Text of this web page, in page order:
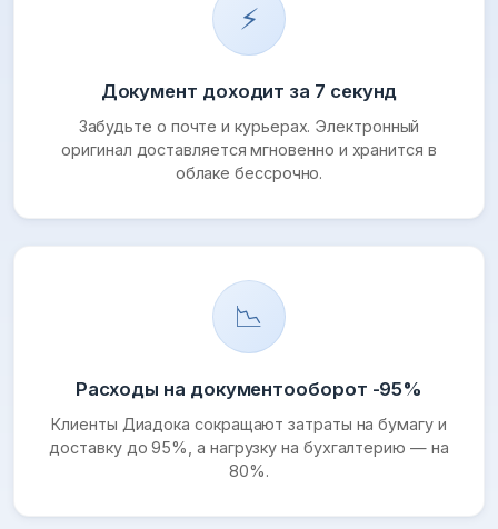
⚡
Документ доходит за 7 секунд
Забудьте о почте и курьерах. Электронный
оригинал доставляется мгновенно и хранится в
облаке бессрочно.
📉
Расходы на документооборот -95%
Клиенты Диадока сокращают затраты на бумагу и
доставку до 95%, а нагрузку на бухгалтерию — на
80%.